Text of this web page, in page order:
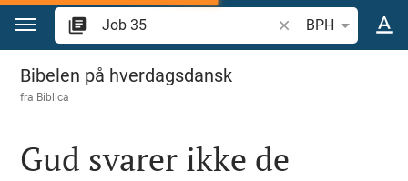
Gå til indhold
Søg efter bibelvers
BPH
Job 35
Bibelen på hverdagsdansk
fra Biblica
Gud svarer ikke de